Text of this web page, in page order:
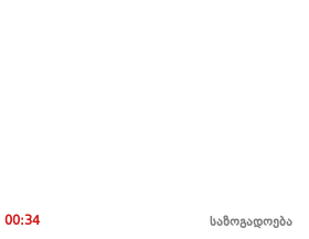
00:34 საზოგადოება